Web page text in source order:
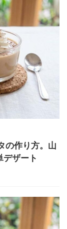
の作り方。山
ザート